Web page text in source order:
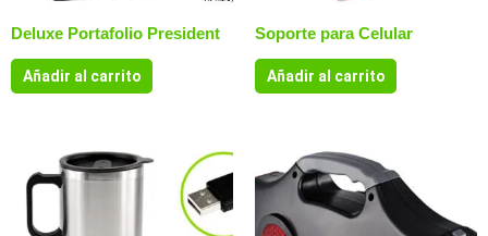
Deluxe Portafolio President
Añadir al carrito
Soporte para Celular
Añadir al carrito